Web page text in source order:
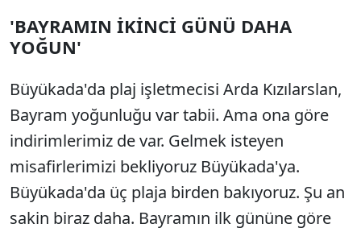
'BAYRAMIN İKİNCİ GÜNÜ DAHA
YOĞUN'
Büyükada'da plaj işletmecisi Arda Kızılarslan,
Bayram yoğunluğu var tabii. Ama ona göre
indirimlerimiz de var. Gelmek isteyen
misafirlerimizi bekliyoruz Büyükada'ya.
Büyükada'da üç plaja birden bakıyoruz. Şu an
sakin biraz daha. Bayramın ilk gününe göre